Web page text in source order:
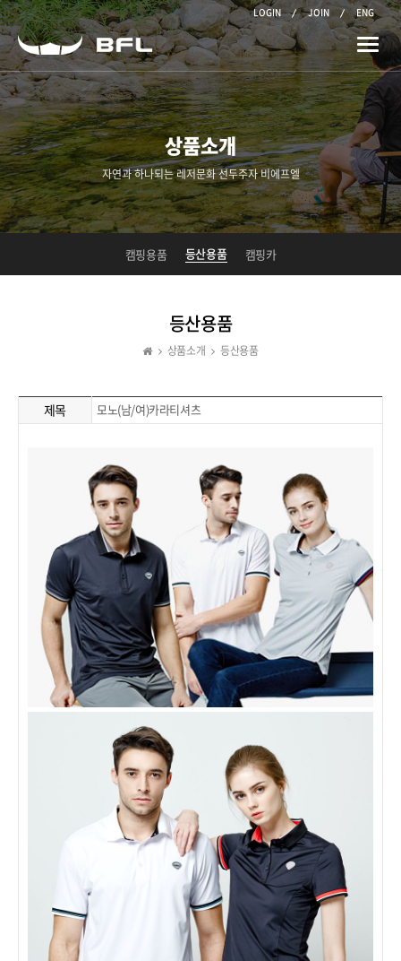
LOGIN JOIN ENG
Toggle
상품소개
자연과 하나되는 레저문화 선두주자 비에프엘
캠핑용품 등산용품 캠핑카
등산용품
상품소개 등산용품
제목 모노(남/여)카라티셔츠